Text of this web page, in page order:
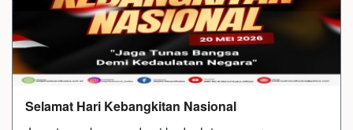
Selamat Hari Kebangkitan Nasional